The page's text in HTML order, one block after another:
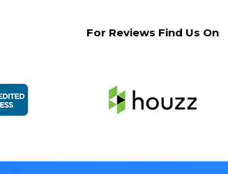
For Reviews Find Us On